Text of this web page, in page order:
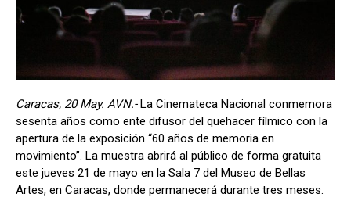
Caracas, 20 May. AVN.-La Cinemateca Nacional conmemora
sesenta años como ente difusor del quehacer fílmico con la
apertura de la exposición “60 años de memoria en
movimiento”. La muestra abrirá al público de forma gratuita
este jueves 21 de mayo en la Sala 7 del Museo de Bellas
Artes, en Caracas, donde permanecerá durante tres meses.